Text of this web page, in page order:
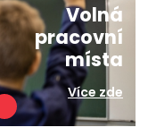
Volná
pracovní
místa
Více zde